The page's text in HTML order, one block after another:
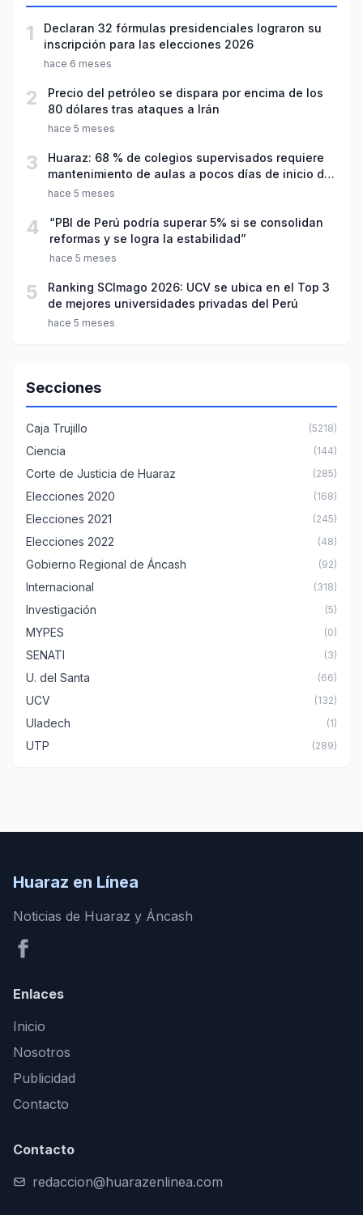
1
Declaran 32 fórmulas presidenciales lograron su
inscripción para las elecciones 2026
hace 6 meses
2
Precio del petróleo se dispara por encima de los
80 dólares tras ataques a Irán
hace 5 meses
3
Huaraz: 68 % de colegios supervisados requiere
mantenimiento de aulas a pocos días de inicio del
año escolar 2026
hace 5 meses
4
“PBI de Perú podría superar 5% si se consolidan
reformas y se logra la estabilidad”
hace 5 meses
5
Ranking SCImago 2026: UCV se ubica en el Top 3
de mejores universidades privadas del Perú
hace 5 meses
Secciones
Caja Trujillo (5218)
Ciencia (144)
Corte de Justicia de Huaraz (285)
Elecciones 2020 (168)
Elecciones 2021 (245)
Elecciones 2022 (48)
Gobierno Regional de Áncash (92)
Internacional (318)
Investigación (5)
MYPES (0)
SENATI (3)
U. del Santa (66)
UCV (132)
Uladech (1)
UTP (289)
Huaraz en Línea
Noticias de Huaraz y Áncash
Enlaces
Inicio
Nosotros
Publicidad
Contacto
Contacto
redaccion@huarazenlinea.com